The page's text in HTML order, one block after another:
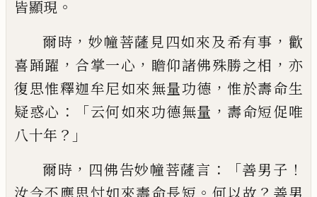
皆顯現 。
爾時 ，妙幢菩薩見四如來及希有事 ， 歡
喜踊躍 ， 合掌一心 ， 瞻仰諸佛殊勝之相 ， 亦
復思惟釋迦牟尼如來無量功德 ， 惟於壽命生
疑惑心 ：「云何如來功德無量 ， 壽命短促唯
八十年 ？」
爾時 ， 四佛告妙幢菩薩言 ：「善男子 ！
汝今不應思忖如來壽命長短 。 何以故 ？ 善男